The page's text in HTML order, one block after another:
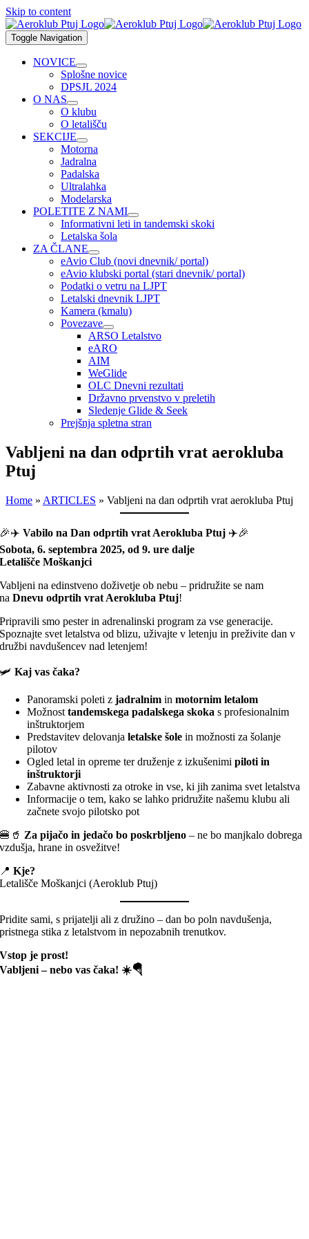
Skip to content
Toggle Navigation
NOVICE
Splošne novice
DPSJL 2024
O NAS
O klubu
O letališču
SEKCIJE
Motorna
Jadralna
Padalska
Ultralahka
Modelarska
POLETITE Z NAMI
Informativni leti in tandemski skoki
Letalska šola
ZA ČLANE
eAvio Club (novi dnevnik/ portal)
eAvio klubski portal (stari dnevnik/ portal)
Podatki o vetru na LJPT
Letalski dnevnik LJPT
Kamera (kmalu)
Povezave
ARSO Letalstvo
eARO
AIM
WeGlide
OLC Dnevni rezultati
Državno prvenstvo v preletih
Sledenje Glide & Seek
Prejšnja spletna stran
Vabljeni na dan odprtih vrat aerokluba
Ptuj
Home » ARTICLES » Vabljeni na dan odprtih vrat aerokluba Ptuj
🎉✈️Vabilo na Dan odprtih vrat Aerokluba Ptuj ✈️🎉
Sobota, 6. septembra 2025, od 9. ure dalje
Letališče Moškanjci
Vabljeni na edinstveno doživetje ob nebu – pridružite se nam
naDnevu odprtih vrat Aerokluba Ptuj!
Pripravili smo pester in adrenalinski program za vse generacije.
Spoznajte svet letalstva od blizu, uživajte v letenju in preživite dan v
družbi navdušencev nad letenjem!
🛩️Kaj vas čaka?
Panoramski poleti zjadralnim inmotornim letalom
Možnosttandemskega padalskega skoka s profesionalnim
inštruktorjem
Predstavitev delovanjaletalske šole in možnosti za šolanje
pilotov
Ogled letal in opreme ter druženje z izkušenimipiloti in
inštruktorji
Zabavne aktivnosti za otroke in vse, ki jih zanima svet letalstva
Informacije o tem, kako se lahko pridružite našemu klubu ali
začnete svojo pilotsko pot
🍔🥤 Za pijačo in jedačo bo poskrbljeno – ne bo manjkalo dobrega
vzdušja, hrane in osvežitve!
📍Kje?
Letališče Moškanjci (Aeroklub Ptuj)
Pridite sami, s prijatelji ali z družino – dan bo poln navdušenja,
pristnega stika z letalstvom in nepozabnih trenutkov.
Vstop je prost!
Vabljeni – nebo vas čaka! ☀️🪂